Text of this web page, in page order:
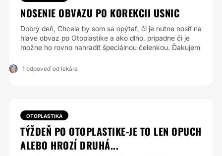
NOSENIE OBVAZU PO KOREKCII USNIC
Dobrý deň, Chcela by som sa opýtať, či je nutne nosiť na
hlave obvaz po Otoplastike a ako dlho, pripadne či je
možne ho rovno nahradiť špeciálnou čelenkou. Ďakujem
1 odpoveď od lekára
OTOPLASTIKA
TÝŽDEŇ PO OTOPLASTIKE-JE TO LEN OPUCH
ALEBO HROZÍ DRUHÁ...